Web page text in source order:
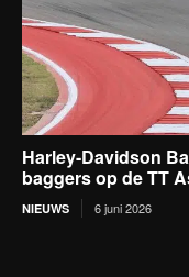
Harley-Davidson
baggers op de TT
NIEUWS 6 juni 2026